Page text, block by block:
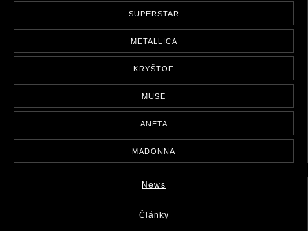
SUPERSTAR
METALLICA
KRYŠTOF
MUSE
ANETA
MADONNA
News
Články